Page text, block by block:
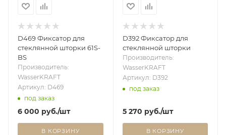
D469 Фиксатор для
стеклянной шторки 61S-
BS
Производитель:
WasserKRAFT
Артикул: D469
под заказ
6 000 руб./шт
В КОРЗИНУ
D392 Фиксатор для
стеклянной шторки
Производитель:
WasserKRAFT
Артикул: D392
под заказ
5 270 руб./шт
В КОРЗИНУ